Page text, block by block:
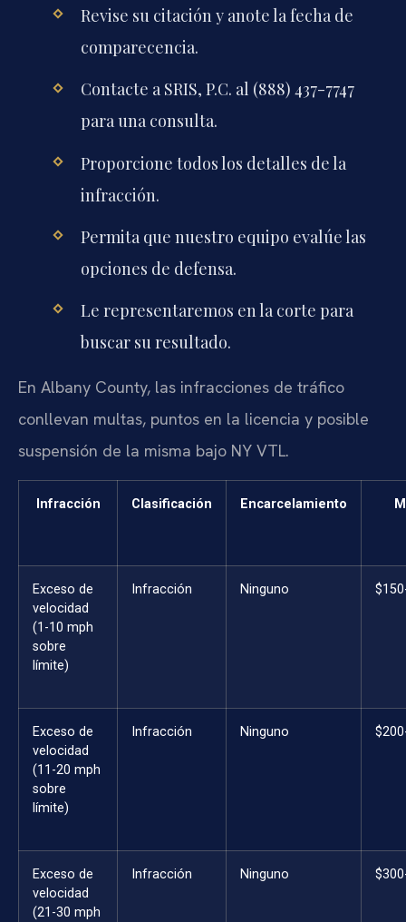
Revise su citación y anote la fecha de
comparecencia.
Contacte a SRIS, P.C. al (888) 437-7747
para una consulta.
Proporcione todos los detalles de la
infracción.
Permita que nuestro equipo evalúe las
opciones de defensa.
Le representaremos en la corte para
buscar su resultado.
En Albany County, las infracciones de tráfico
conllevan multas, puntos en la licencia y posible
suspensión de la misma bajo NY VTL.
Infracción Clasificación Encarcelamiento
Exceso de
velocidad
(1-10 mph
sobre
límite)
Infracción Ninguno
Exceso de
velocidad
(11-20 mph
sobre
límite)
Infracción Ninguno
Exceso de
velocidad
(21-30 mph
Infracción Ninguno